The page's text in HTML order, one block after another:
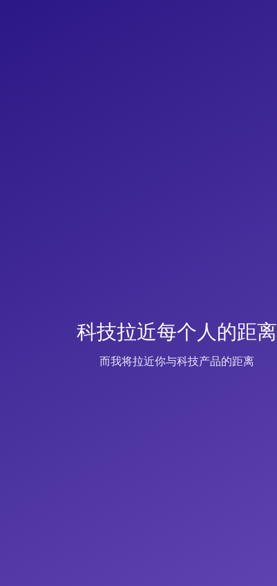
科技拉近每个人的距离
而我将拉近你与科技产品的距离